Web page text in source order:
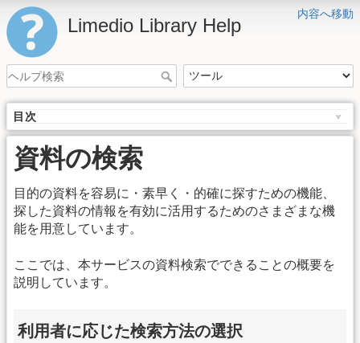
内容へ移動
Limedio Library Help
目次
資料の検索
目的の資料を容易に・素早く・的確に探すための機能、
探した資料の情報を有効に活用するためのさまざまな機
能を用意しています。
ここでは、本サービスの資料検索でできることの概要を
説明しています。
利用者に応じた検索方法の選択